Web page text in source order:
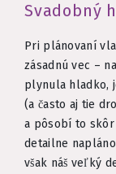
Svadobný
Pri plánovaní
zásadnú vec –
plynula hladko,
(a často aj tie
a pôsobí to skôr
detailne
však náš veľký